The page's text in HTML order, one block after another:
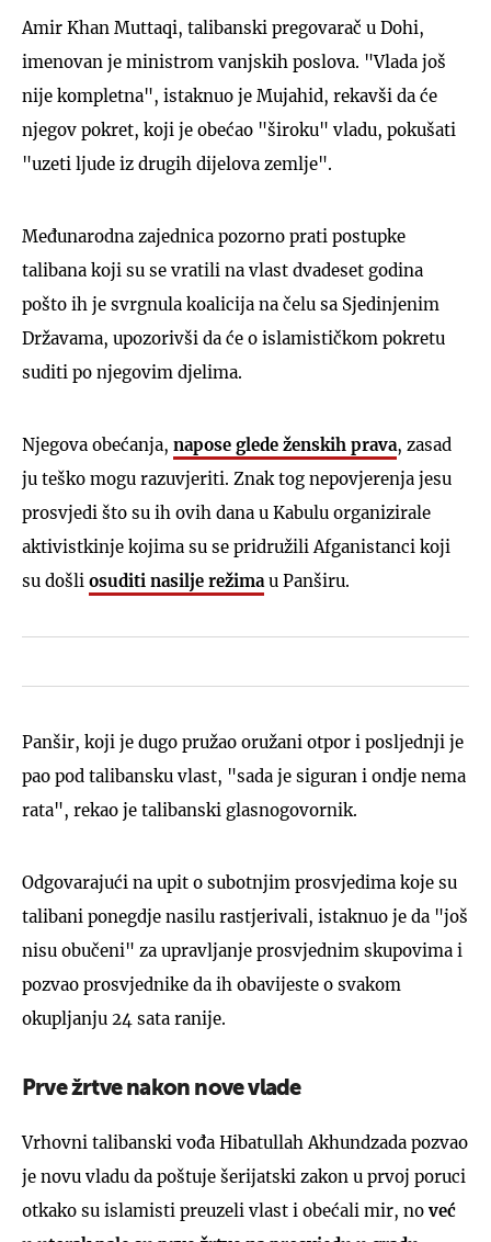
Amir Khan Muttaqi, talibanski pregovarač u Dohi,
imenovan je ministrom vanjskih poslova. "Vlada još
nije kompletna", istaknuo je Mujahid, rekavši da će
njegov pokret, koji je obećao "široku" vladu, pokušati
"uzeti ljude iz drugih dijelova zemlje".
Međunarodna zajednica pozorno prati postupke
talibana koji su se vratili na vlast dvadeset godina
pošto ih je svrgnula koalicija na čelu sa Sjedinjenim
Državama, upozorivši da će o islamističkom pokretu
suditi po njegovim djelima.
Njegova obećanja, napose glede ženskih prava, zasad
ju teško mogu razuvjeriti. Znak tog nepovjerenja jesu
prosvjedi što su ih ovih dana u Kabulu organizirale
aktivistkinje kojima su se pridružili Afganistanci koji
su došli osuditi nasilje režima u Panširu.
Panšir, koji je dugo pružao oružani otpor i posljednji je
pao pod talibansku vlast, "sada je siguran i ondje nema
rata", rekao je talibanski glasnogovornik.
Odgovarajući na upit o subotnjim prosvjedima koje su
talibani ponegdje nasilu rastjerivali, istaknuo je da "još
nisu obučeni" za upravljanje prosvjednim skupovima i
pozvao prosvjednike da ih obavijeste o svakom
okupljanju 24 sata ranije.
Prve žrtve nakon nove vlade
Vrhovni talibanski vođa Hibatullah Akhundzada pozvao
je novu vladu da poštuje šerijatski zakon u prvoj poruci
otkako su islamisti preuzeli vlast i obećali mir, noveć